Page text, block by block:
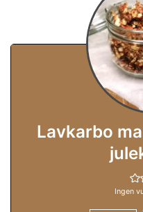
Lavkarbo
Ingen